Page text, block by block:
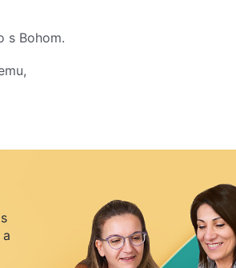
s Bohom.
oslobodenie.